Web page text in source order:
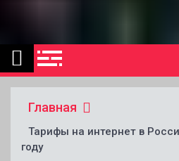
Главная
Тарифы на интернет в
году